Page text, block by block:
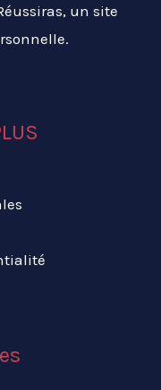
un site